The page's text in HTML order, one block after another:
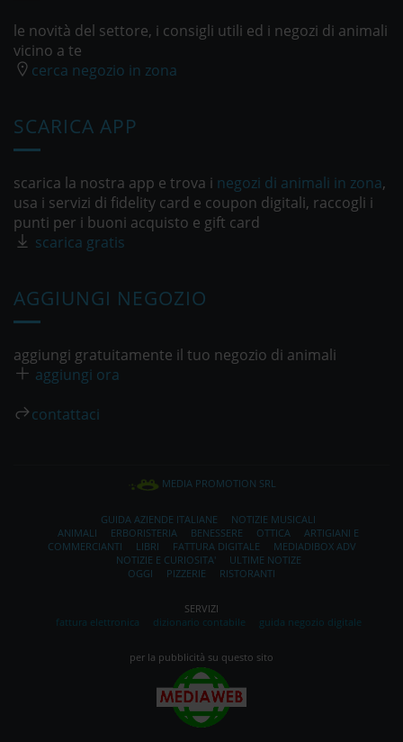
le novità del settore, i consigli utili ed i negozi di animali
vicino a te
cerca negozio in zona
SCARICA APP
scarica la nostra app e trova i negozi di animali in zona,
usa i servizi di fidelity card e coupon digitali, raccogli i
punti per i buoni acquisto e gift card
scarica gratis
AGGIUNGI NEGOZIO
aggiungi gratuitamente il tuo negozio di animali
aggiungi ora
contattaci
MEDIA PROMOTION SRL
GUIDA AZIENDE ITALIANE
NOTIZIE MUSICALI
ANIMALI
ERBORISTERIA BENESSERE OTTICA
ARTIGIANI E
COMMERCIANTI
LIBRI FATTURA DIGITALE
MEDIADIBOX ADV
NOTIZIE E CURIOSITA'
ULTIME NOTIZE
OGGI
PIZZERIE RISTORANTI
SERVIZI
fattura elettronica
dizionario contabile guida negozio digitale
per la pubblicità su questo sito